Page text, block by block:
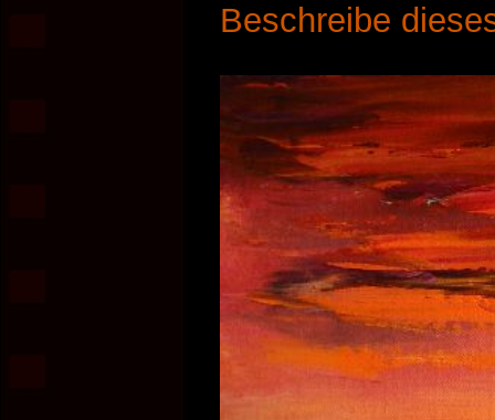
Beschreibe